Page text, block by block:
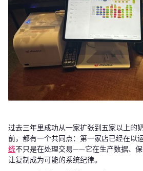
过去三年里成功从一家扩张到五家以上的
前，都有一个共同点：第一家店已经在以
统不只是在处理交易——它在生产数据、
让复制成为可能的系统纪律。